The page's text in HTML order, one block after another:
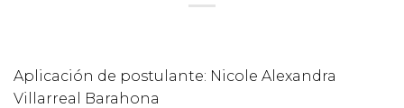
Aplicación de postulante: Nicole Alexandra
Villarreal Barahona